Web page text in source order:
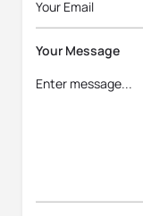
Your Message